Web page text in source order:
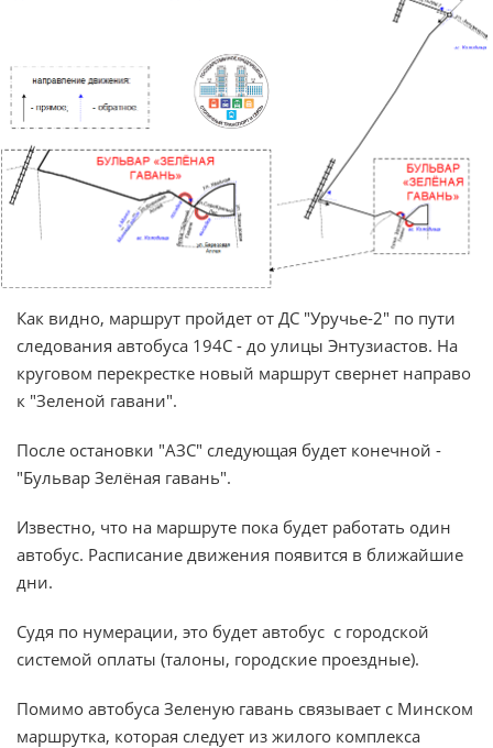
Как видно, маршрут пройдет от ДС "Уручье-2" по пути
следования автобуса 194С - до улицы Энтузиастов. На
круговом перекрестке новый маршрут свернет направо
к "Зеленой гавани".
После остановки "АЗС" следующая будет конечной -
"Бульвар Зелёная гавань".
Известно, что на маршруте пока будет работать один
автобус. Расписание движения появится в ближайшие
дни.
Судя по нумерации, это будет автобус с городской
системой оплаты (талоны, городские проездные).
Помимо автобуса Зеленую гавань связывает с Минском
маршрутка, которая следует из жилого комплекса